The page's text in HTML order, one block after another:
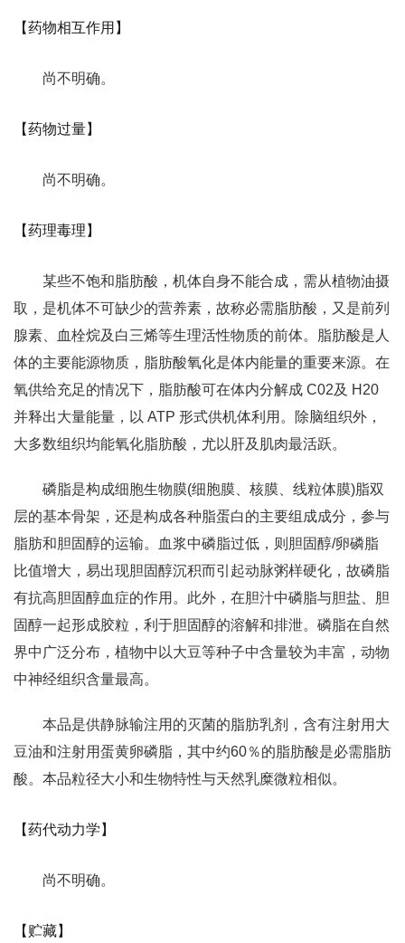
【药物相互作用】
尚不明确。
【药物过量】
尚不明确。
【药理毒理】
某些不饱和脂肪酸，机体自身不能合成，需从植物油摄
取，是机体不可缺少的营养素，故称必需脂肪酸，又是前列
腺素、血栓烷及白三烯等生理活性物质的前体。脂肪酸是人
体的主要能源物质，脂肪酸氧化是体内能量的重要来源。在
氧供给充足的情况下，脂肪酸可在体内分解成 C02及 H20
并释出大量能量，以 ATP 形式供机体利用。除脑组织外，
大多数组织均能氧化脂肪酸，尤以肝及肌肉最活跃。
磷脂是构成细胞生物膜(细胞膜、核膜、线粒体膜)脂双
层的基本骨架，还是构成各种脂蛋白的主要组成成分，参与
脂肪和胆固醇的运输。血浆中磷脂过低，则胆固醇/卵磷脂
比值增大，易出现胆固醇沉积而引起动脉粥样硬化，故磷脂
有抗高胆固醇血症的作用。此外，在胆汁中磷脂与胆盐、胆
固醇一起形成胶粒，利于胆固醇的溶解和排泄。磷脂在自然
界中广泛分布，植物中以大豆等种子中含量较为丰富，动物
中神经组织含量最高。
本品是供静脉输注用的灭菌的脂肪乳剂，含有注射用大
豆油和注射用蛋黄卵磷脂，其中约60％的脂肪酸是必需脂肪
酸。本品粒径大小和生物特性与天然乳糜微粒相似。
【药代动力学】
尚不明确。
【贮藏】